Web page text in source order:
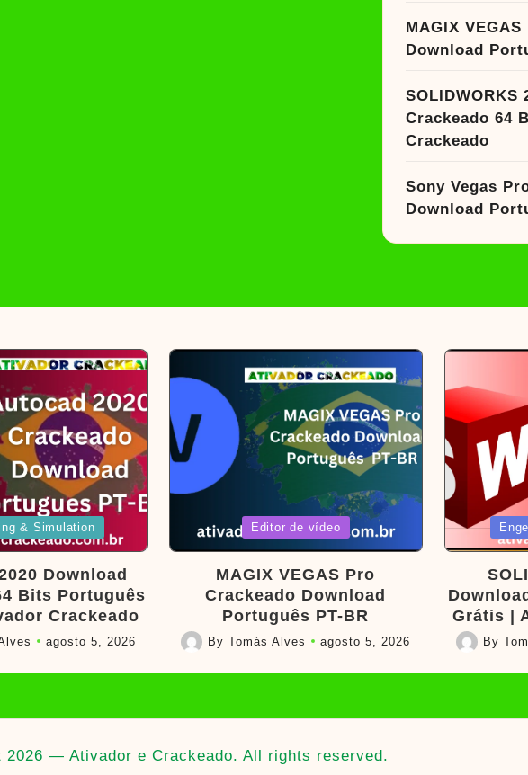
MAGIX
Download
SOLIDWORKS
Crackeado 64
Crackeado
Sony Vegas
Download
& Simulation
Download
Bits Português
Crackeado
agosto 5, 2026
Posted
in
Editor de vídeo
MAGIX VEGAS Pro
Crackeado Download
Português PT-BR
Posted
by
ByTomás Alves agosto 5, 2026
Posted
in
Grátis |
Posted
by
By
2026 — Ativador e Crackeado. All rights reserved.